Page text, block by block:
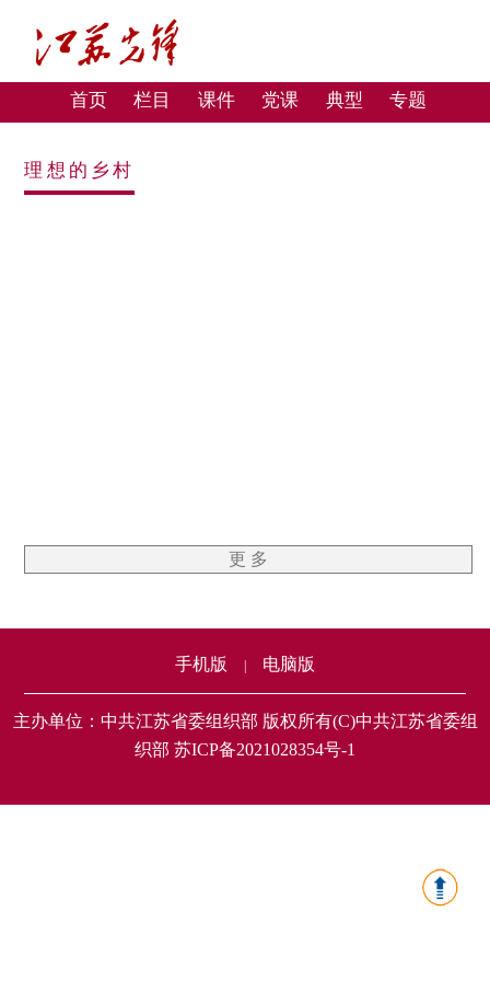
首页 栏目 课件 党课 典型 专题
理想的乡村
更 多
手机版 电脑版
主办单位：中共江苏省委组织部 版权所有(C)中共江苏省委组
织部 苏ICP备2021028354号-1